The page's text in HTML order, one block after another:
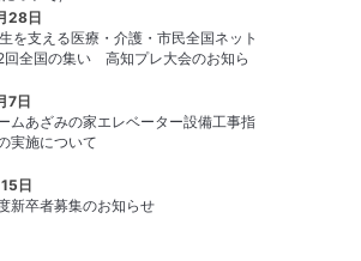
28日
を支える医療・介護・市民全国ネット
全国の集い 高知プレ大会のお知ら
7日
ムあざみの家エレベーター設備⼯事指
実施について
日
新卒者募集のお知らせ